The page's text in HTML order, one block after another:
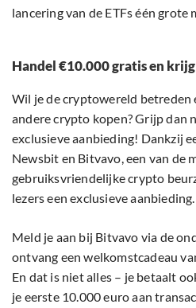
lancering van de ETFs één grote
Handel €10.000 gratis en
Wil je de cryptowereld betreden
andere crypto kopen? Grijp dan
exclusieve aanbieding! Dankzij
Newsbit en Bitvavo, een van de
gebruiksvriendelijke crypto
lezers een exclusieve aanbieding.
Meld je aan bij Bitvavo via de
ontvang een welkomstcadeau
En dat is niet alles – je betaalt
je eerste 10.000 euro aan